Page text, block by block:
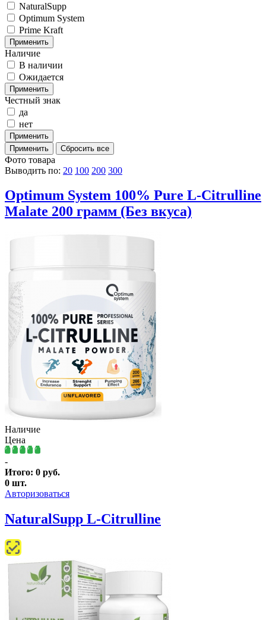
NaturalSupp
Optimum System
Prime Kraft
Наличие
В наличии
Ожидается
Честный знак
да
нет
Фото товара
Выводить по: 20 100 200 300
Optimum System 100% Pure L-Citrulline
Malate 200 грамм (Без вкуса)
Наличие
Цена
-
Итого: 0 руб.
0 шт.
Авторизоваться
NaturalSupp L-Citrulline